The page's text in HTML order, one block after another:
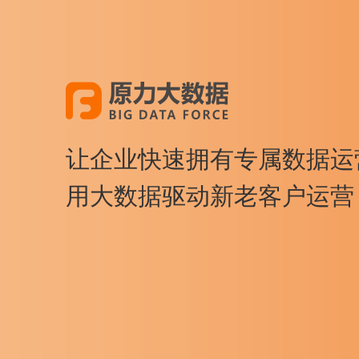
让企业快速拥有专属数据
用大数据驱动新老客户运营